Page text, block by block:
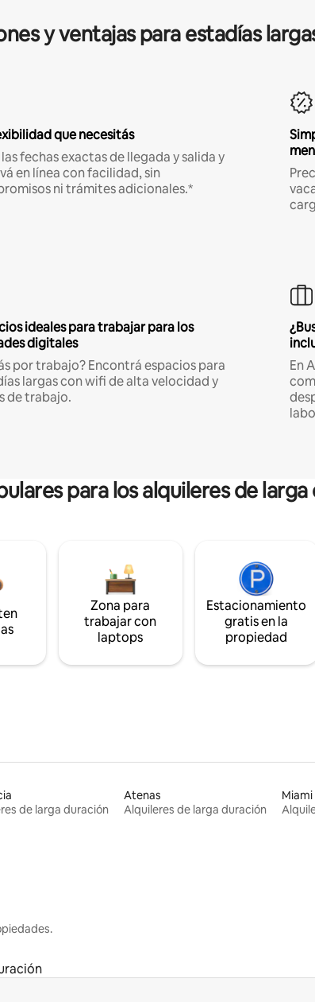
y ventajas para estadías
que necesitás
fechas exactas de llegada y salida y
en línea con facilidad, sin
ni trámites adicionales.*
ideales para trabajar para los
digitales
por trabajo? Encontrá espacios para
largas con wifi de alta velocidad y
de trabajo.
En
para los alquileres de
Zona para
trabajar con
laptops
Estacionamiento
gratis en la
propiedad
de larga duración
Atenas
Alquileres de larga duración
Miami